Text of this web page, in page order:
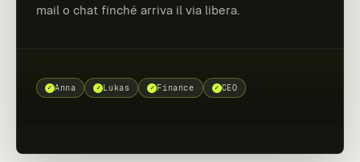
mail o chat finché arriva il via libera.
✓ Anna ✓ Lukas ✓ Finance ✓ CEO